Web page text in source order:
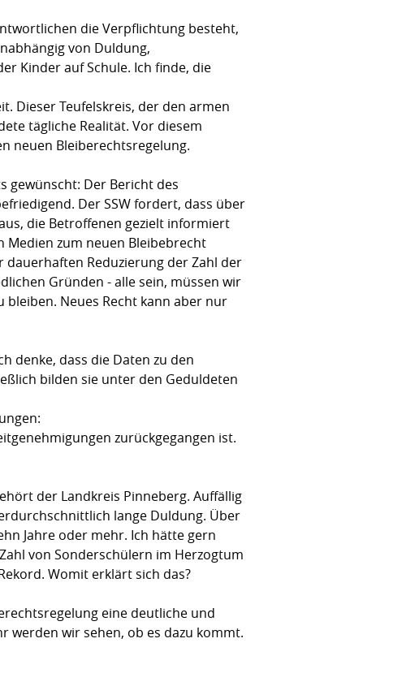
die Verpflichtung besteht,
von Duldung,
Kinder auf Schule. Ich finde, die
Dieser Teufelskreis, der den armen
tägliche Realität. Vor diesem
neuen Bleiberechtsregelung.
gewünscht: Der Bericht des
Der SSW fordert, dass über
die Betroffenen gezielt informiert
Medien zum neuen Bleibebrecht
dauerhaften Reduzierung der Zahl der
Gründen - alle sein, müssen wir
Neues Recht kann aber nur
denke, dass die Daten zu den
bilden sie unter den Geduldeten
zurückgegangen ist.
der Landkreis Pinneberg. Auffällig
lange Duldung. Über
Jahre oder mehr. Ich hätte gern
von Sonderschülern im Herzogtum
Womit erklärt sich das?
eine deutliche und
werden wir sehen, ob es dazu kommt.